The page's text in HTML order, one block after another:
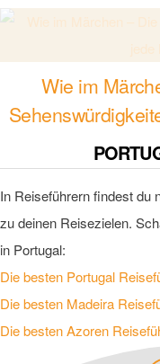
Wie im
In Reiseführern findest du
zu deinen Reisezielen.
in Portugal:
Die besten Portugal
Die besten Madeira
Die besten Azoren